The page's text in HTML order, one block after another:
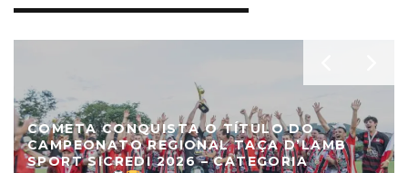
COMETA CONQUISTA O TÍTULO DO
CAMPEONATO REGIONAL TAÇA D’LAMB
SPORT SICREDI 2026 – CATEGORIA